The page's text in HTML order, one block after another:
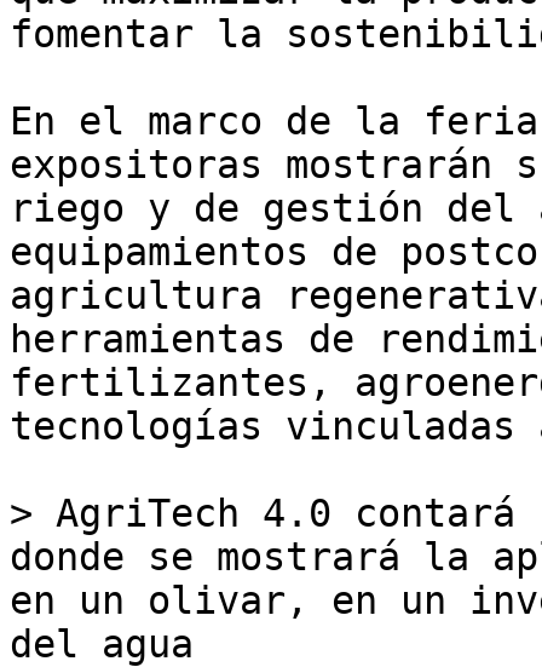
fomentar la
En el marco de la
expositoras mostrarán
riego y de gestión del
equipamientos de
agricultura
herramientas de
fertilizantes,
tecnologías
> AgriTech 4.0
donde se mostrará la
en un olivar, en un
del agua